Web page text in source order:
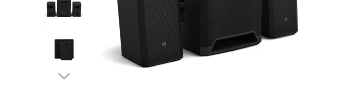
Accesorii Generale
Accesorii pentru boxe
Moving head-uri – Spot
Proiectoare Lumini